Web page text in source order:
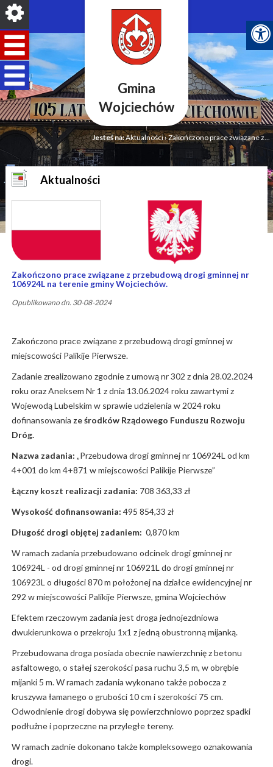
Gmina
Wojciechów
Jesteś na:Aktualności›Zakończono prace związane z...
Aktualności
Zakończono prace związane z przebudową drogi gminnej nr
106924L na terenie gminy Wojciechów.
Opublikowano dn. 30-08-2024
Zakończono prace związane z przebudową drogi gminnej w
miejscowości Palikije Pierwsze.
Zadanie zrealizowano zgodnie z umową nr 302 z dnia 28.02.2024
roku oraz Aneksem Nr 1 z dnia 13.06.2024 roku zawartymi z
Wojewodą Lubelskim w sprawie udzielenia w 2024 roku
dofinansowania ze środków Rządowego Funduszu Rozwoju
Dróg.
Nazwa zadania: „Przebudowa drogi gminnej nr 106924L od km
4+001 do km 4+871 w miejscowości Palikije Pierwsze”
Łączny koszt realizacji zadania: 708 363,33 zł
Wysokość dofinansowania: 495 854,33 zł
Długość drogi objętej zadaniem: 0,870 km
W ramach zadania przebudowano odcinek drogi gminnej nr
106924L - od drogi gminnej nr 106921L do drogi gminnej nr
106923L o długości 870 m położonej na działce ewidencyjnej nr
292 w miejscowości Palikije Pierwsze, gmina Wojciechów
Efektem rzeczowym zadania jest droga jednojezdniowa
dwukierunkowa o przekroju 1x1 z jedną obustronną mijanką.
Przebudowana droga posiada obecnie nawierzchnię z betonu
asfaltowego, o stałej szerokości pasa ruchu 3,5 m, w obrębie
mijanki 5 m. W ramach zadania wykonano także pobocza z
kruszywa łamanego o grubości 10 cm i szerokości 75 cm.
Odwodnienie drogi dobywa się powierzchniowo poprzez spadki
podłużne i poprzeczne na przyległe tereny.
W ramach zadnie dokonano także kompleksowego oznakowania
drogi.